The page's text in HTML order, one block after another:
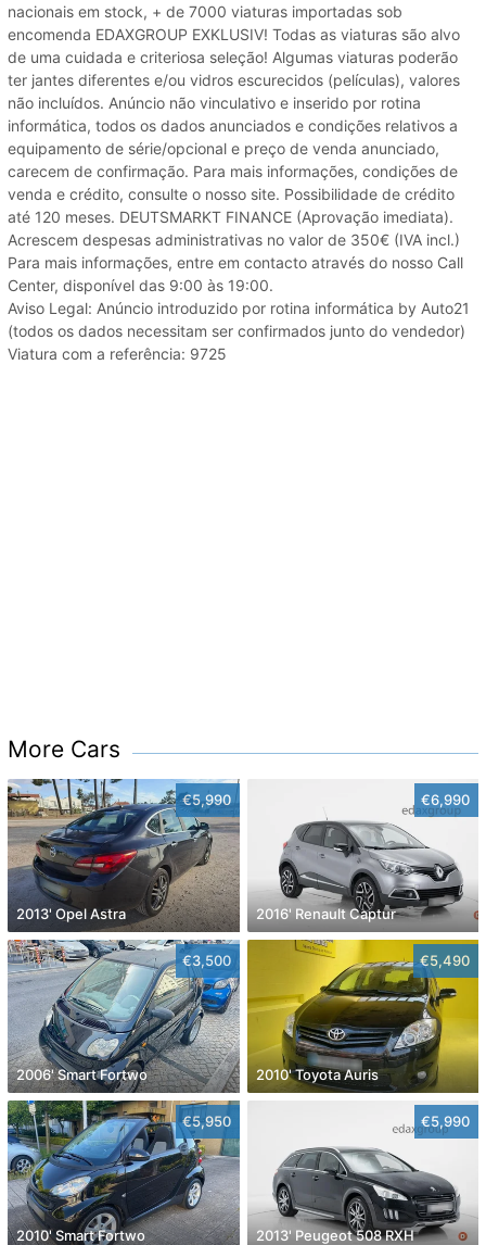
nacionais em stock, + de 7000 viaturas importadas sob
encomenda EDAXGROUP EXKLUSIV! Todas as viaturas são alvo
de uma cuidada e criteriosa seleção! Algumas viaturas poderão
ter jantes diferentes e/ou vidros escurecidos (películas), valores
não incluídos. Anúncio não vinculativo e inserido por rotina
informática, todos os dados anunciados e condições relativos a
equipamento de série/opcional e preço de venda anunciado,
carecem de confirmação. Para mais informações, condições de
venda e crédito, consulte o nosso site. Possibilidade de crédito
até 120 meses. DEUTSMARKT FINANCE (Aprovação imediata).
Acrescem despesas administrativas no valor de 350€ (IVA incl.)
Para mais informações, entre em contacto através do nosso Call
Center, disponível das 9:00 às 19:00.
Aviso Legal: Anúncio introduzido por rotina informática by Auto21
(todos os dados necessitam ser confirmados junto do vendedor)
Viatura com a referência: 9725
More Cars
€5,990
2013' Opel Astra
€6,990
2016' Renault Captur
€3,500
2006' Smart Fortwo
€5,490
2010' Toyota Auris
€5,950
2010' Smart Fortwo
€5,990
2013' Peugeot 508 RXH